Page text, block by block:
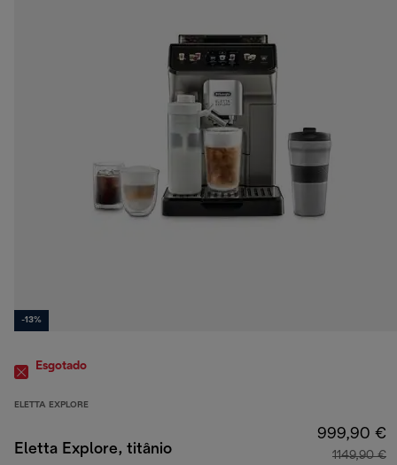
-13%
Esgotado
ELETTA EXPLORE
Eletta Explore, titânio
999,90 €
1149,90 €